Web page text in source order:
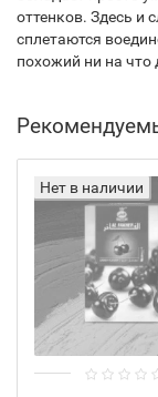
оттенков. Здесь и
сплетаются
похожий ни на что
Нет в наличии